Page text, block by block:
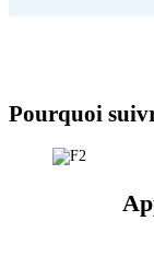
Pourquoi